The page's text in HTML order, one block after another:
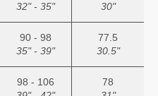
32" - 35"
30"
90 - 98
35" - 39"
77.5
30.5"
98 - 106
78